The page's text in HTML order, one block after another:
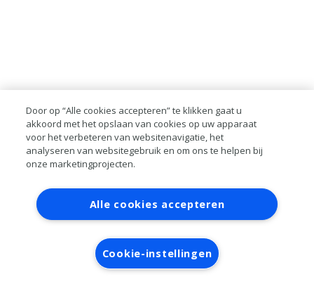
Contact Account aanvragen
Inloggen
RAI bestanden
Privacy
Algemene
voorwaarden
Verwerkersovereenkomst
Door op “Alle cookies accepteren” te klikken gaat u
akkoord met het opslaan van cookies op uw apparaat
voor het verbeteren van websitenavigatie, het
analyseren van websitegebruik en om ons te helpen bij
onze marketingprojecten.
Alle cookies accepteren
Cookie-instellingen